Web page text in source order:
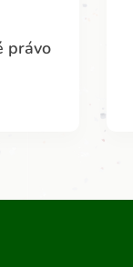
právo